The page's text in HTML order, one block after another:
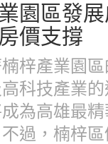
園區發
價支撐
梓產業園區
科技產業的
為高雄最
過，楠梓